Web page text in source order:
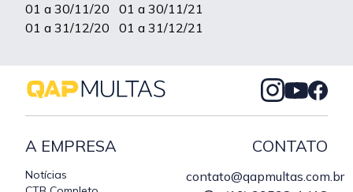
01 a 30/11/20 01 a 30/11/21
01 a 31/12/20 01 a 31/12/21
A EMPRESA
Notícias
CONTATO
contato@qapmultas.com.br